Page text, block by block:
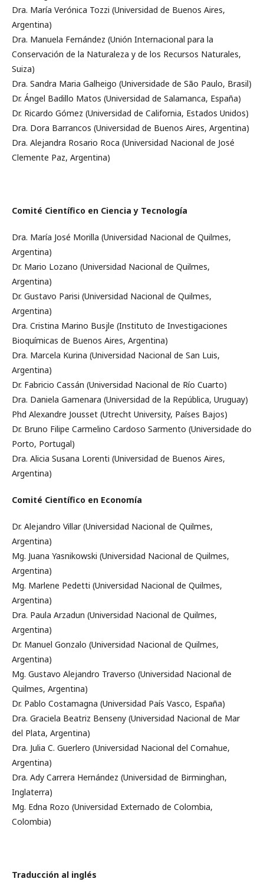
Dra. María Verónica Tozzi (Universidad de Buenos Aires,
Argentina)
Dra. Manuela Fernández (Unión Internacional para la
Conservación de la Naturaleza y de los Recursos Naturales,
Suiza)
Dra. Sandra Maria Galheigo (Universidade de São Paulo, Brasil)
Dr. Ángel Badillo Matos (Universidad de Salamanca, España)
Dr. Ricardo Gómez (Universidad de California, Estados Unidos)
Dra. Dora Barrancos (Universidad de Buenos Aires, Argentina)
Dra. Alejandra Rosario Roca (Universidad Nacional de José
Clemente Paz, Argentina)
Comité Científico en Ciencia y Tecnología
Dra. María José Morilla (Universidad Nacional de Quilmes,
Argentina)
Dr. Mario Lozano (Universidad Nacional de Quilmes,
Argentina)
Dr. Gustavo Parisi (Universidad Nacional de Quilmes,
Argentina)
Dra. Cristina Marino Busjle (Instituto de Investigaciones
Bioquímicas de Buenos Aires, Argentina)
Dra. Marcela Kurina (Universidad Nacional de San Luis,
Argentina)
Dr. Fabricio Cassán (Universidad Nacional de Río Cuarto)
Dra. Daniela Gamenara (Universidad de la República, Uruguay)
Phd Alexandre Jousset (Utrecht University, Países Bajos)
Dr. Bruno Filipe Carmelino Cardoso Sarmento (Universidade do
Porto, Portugal)
Dra. Alicia Susana Lorenti (Universidad de Buenos Aires,
Argentina)
Comité Científico en Economía
Dr. Alejandro Villar (Universidad Nacional de Quilmes,
Argentina)
Mg. Juana Yasnikowski (Universidad Nacional de Quilmes,
Argentina)
Mg. Marlene Pedetti (Universidad Nacional de Quilmes,
Argentina)
Dra. Paula Arzadun (Universidad Nacional de Quilmes,
Argentina)
Dr. Manuel Gonzalo (Universidad Nacional de Quilmes,
Argentina)
Mg. Gustavo Alejandro Traverso (Universidad Nacional de
Quilmes, Argentina)
Dr. Pablo Costamagna (Universidad País Vasco, España)
Dra. Graciela Beatriz Benseny (Universidad Nacional de Mar
del Plata, Argentina)
Dra. Julia C. Guerlero (Universidad Nacional del Comahue,
Argentina)
Dra. Ady Carrera Hernández (Universidad de Birminghan,
Inglaterra)
Mg. Edna Rozo (Universidad Externado de Colombia,
Colombia)
Traducción al inglés